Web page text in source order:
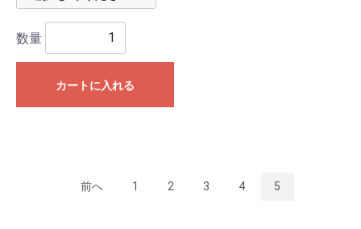
数量
カートに入れる
前へ 1 2 3 4 5